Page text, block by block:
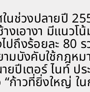
นช่วงปลายปี
งเอางา มีแนว
ถึงร้อยละ 80
มบังคับใช้กฎหม
ปีเตอร์ ไนท์ ปร
าวที่ยิ่งใหญ่ ใน